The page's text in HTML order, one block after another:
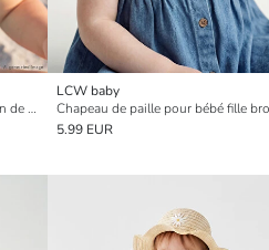
Chapeau de Bébé Fille avec Protection de Nuque
LCW baby
5.99 EUR